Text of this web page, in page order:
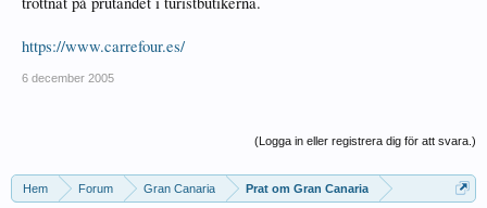
https://www.carrefour.es/
6 december 2005
(Logga in eller registrera dig för att svara.)
Hem Forum Gran Canaria Prat om Gran Canaria